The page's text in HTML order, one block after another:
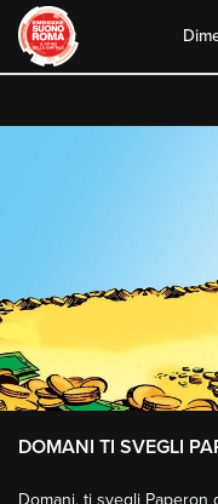
content
DOMANI TI SVEGLI